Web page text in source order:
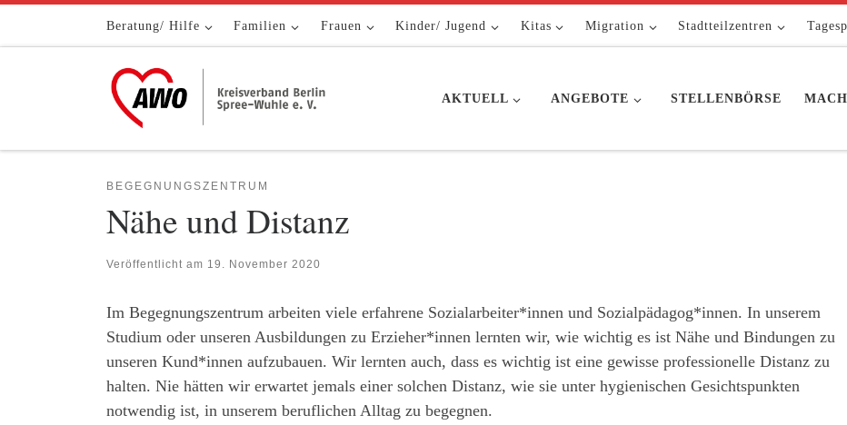
Zum Inhalt springenBeratung/ Hilfe Familien Frauen Kinder/ Jugend Kitas Migration Stadtteilzentren
AKTUELL ANGEBOTE STELLENBÖRSE
BEGEGNUNGSZENTRUM
Nähe und Distanz
Veröffentlicht am 19. November 2020
Im Begegnungszentrum arbeiten viele erfahrene Sozialarbeiter*innen und Sozialpädagog*innen. In unserem
Studium oder unseren Ausbildungen zu Erzieher*innen lernten wir, wie wichtig es ist Nähe und Bindungen zu
unseren Kund*innen aufzubauen. Wir lernten auch, dass es wichtig ist eine gewisse professionelle Distanz zu
halten. Nie hätten wir erwartet jemals einer solchen Distanz, wie sie unter hygienischen Gesichtspunkten
notwendig ist, in unserem beruflichen Alltag zu begegnen.